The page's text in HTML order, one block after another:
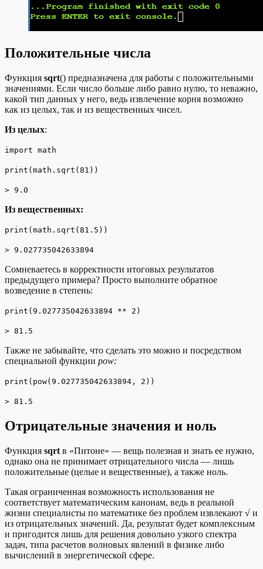
Положительные числа
Функция sqrt() предназначена для работы с положительными
значениями. Если число больше либо равно нулю, то неважно,
какой тип данных у него, ведь извлечение корня возможно
как из целых, так и из вещественных чисел.
Из целых:
import math
print(math.sqrt(81))
> 9.0
Из вещественных:
print(math.sqrt(81.5))
> 9.027735042633894
Сомневаетесь в корректности итоговых результатов
предыдущего примера? Просто выполните обратное
возведение в степень:
print(9.027735042633894 ** 2)
> 81.5
Также не забывайте, что сделать это можно и посредством
специальной функции pow:
print(pow(9.027735042633894, 2))
> 81.5
Отрицательные значения и ноль
Функция sqrt в «Питоне» — вещь полезная и знать ее нужно,
однако она не принимает отрицательного числа — лишь
положительные (целые и вещественные), а также ноль.
Такая ограниченная возможность использования не
соответствует математическим канонам, ведь в реальной
жизни специалисты по математике без проблем извлекают √ и
из отрицательных значений. Да, результат будет комплексным
и пригодится лишь для решения довольно узкого спектра
задач, типа расчетов волновых явлений в физике либо
вычислений в энергетической сфере.